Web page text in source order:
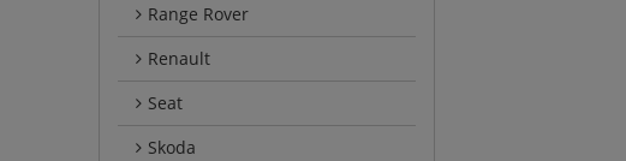
Range Rover
Renault
Seat
Skoda